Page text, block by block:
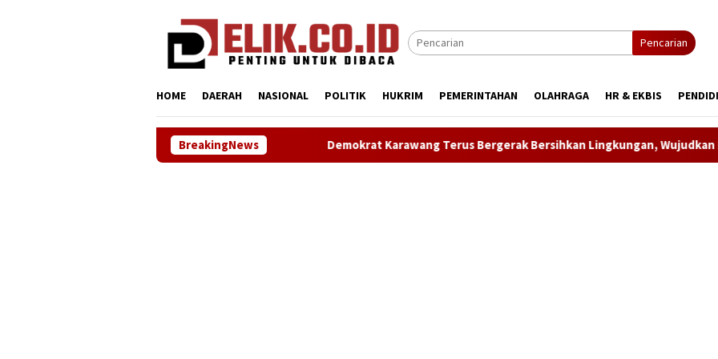
Pencarian
HOME DAERAH NASIONAL POLITIK HUKRIM PEMERINTAHAN OLAHRAGA HR & EKBIS
BreakingNewsDemokrat Karawang Terus Bergerak Bersihkan Lingkungan, Wujudkan Langit Biru dan